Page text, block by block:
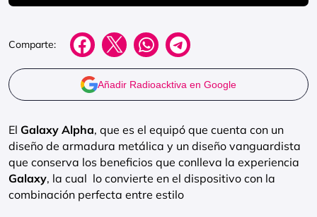
Comparte:
Añadir Radioacktiva en Google
El Galaxy Alpha, que es el equipó que cuenta con un
diseño de armadura metálica y un diseño vanguardista
que conserva los beneficios que conlleva la experiencia
Galaxy, la cual lo convierte en el dispositivo con la
combinación perfecta entre estilo